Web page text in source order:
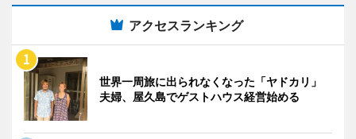
アクセスランキング
世界一周旅に出られなくなった「ヤドカリ」
夫婦、屋久島でゲストハウス経営始める